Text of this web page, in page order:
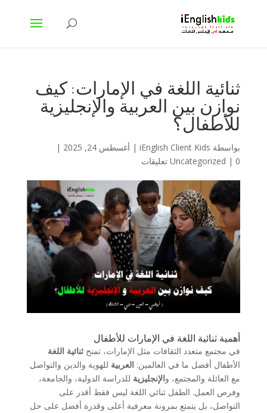
ثنائية اللغة في الإمارات: كيف
نوازن بين العربية والإنجليزية
للأطفال؟
بواسطة iEnglish Client Kids
| أغسطس 24, 2025
|
Uncategorized | 0 تعليقات
أهمية ثنائية اللغة في الإمارات للأطفال
في مجتمع متعدد الثقافات مثل الإمارات، تمنح ثنائية اللغة
الأطفال أفضل ما في العالمين: العربية للهوية والدين والتواصل
مع العائلة والمجتمع، والإنجليزية للدراسة الدولية، والجامعة،
وفرص العمل. الطفل ثنائي اللغة ليس فقط أقدر على
التواصل، بل يتمتع بمرونة معرفية أعلى وقدرة أفضل على حل